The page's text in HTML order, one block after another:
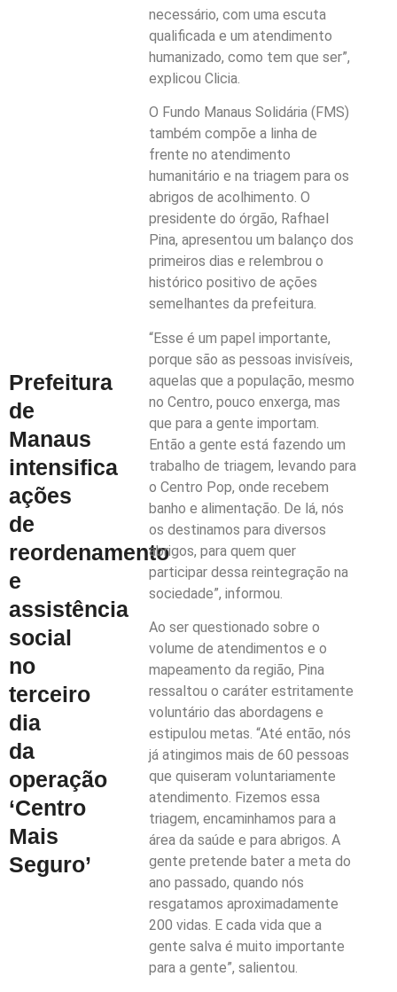
Prefeitura
de
Manaus
intensifica
ações
de
reordenamento
e
assistência
social
no
terceiro
dia
da
operação
‘Centro
Mais
Seguro’
necessário, com uma escuta
qualificada e um atendimento
humanizado, como tem que ser”,
explicou Clicia.
O Fundo Manaus Solidária (FMS)
também compõe a linha de
frente no atendimento
humanitário e na triagem para os
abrigos de acolhimento. O
presidente do órgão, Rafhael
Pina, apresentou um balanço dos
primeiros dias e relembrou o
histórico positivo de ações
semelhantes da prefeitura.
“Esse é um papel importante,
porque são as pessoas invisíveis,
aquelas que a população, mesmo
no Centro, pouco enxerga, mas
que para a gente importam.
Então a gente está fazendo um
trabalho de triagem, levando para
o Centro Pop, onde recebem
banho e alimentação. De lá, nós
os destinamos para diversos
abrigos, para quem quer
participar dessa reintegração na
sociedade”, informou.
Ao ser questionado sobre o
volume de atendimentos e o
mapeamento da região, Pina
ressaltou o caráter estritamente
voluntário das abordagens e
estipulou metas. “Até então, nós
já atingimos mais de 60 pessoas
que quiseram voluntariamente
atendimento. Fizemos essa
triagem, encaminhamos para a
área da saúde e para abrigos. A
gente pretende bater a meta do
ano passado, quando nós
resgatamos aproximadamente
200 vidas. E cada vida que a
gente salva é muito importante
para a gente”, salientou.